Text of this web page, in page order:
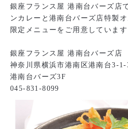
銀座フランス屋 港南台バーズ店
ンカレーと港南台バーズ店特製
限定メニューをご用意しています
銀座フランス屋 港南台バーズ店
神奈川県横浜市港南区港南台3-1-
港南台バーズ3F
045-831-8099